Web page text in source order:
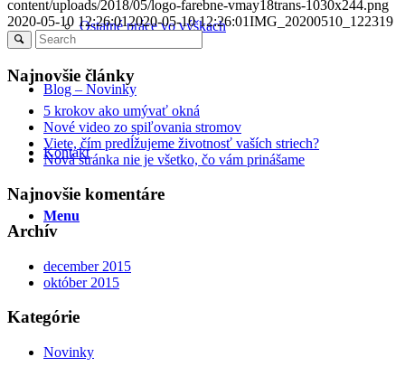
Ostatné práce vo výškach
Blog – Novinky
Kontakt
Menu
content/uploads/2018/05/logo-farebne-vmay18trans-1030x244.png
2020-05-10 12:26:012020-05-10 12:26:01IMG_20200510_122319
Najnovšie články
5 krokov ako umývať okná
Nové video zo spiľovania stromov
Viete, čím predĺžujeme životnosť vaších striech?
Nová stránka nie je všetko, čo vám prinášame
Najnovšie komentáre
Archív
december 2015
október 2015
Kategórie
Novinky